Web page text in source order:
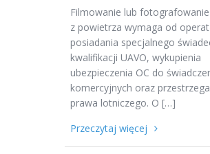
Filmowanie lub fotografowanie
z powietrza wymaga od
posiadania specjalnego
kwalifikacji UAVO, wykupienia
ubezpieczenia OC do
komercyjnych oraz
prawa lotniczego. O […]
Przeczytaj więcej